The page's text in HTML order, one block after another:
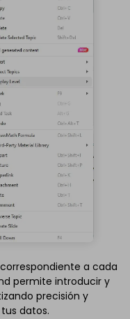
a cada
permite introducir y
precisión y
datos.